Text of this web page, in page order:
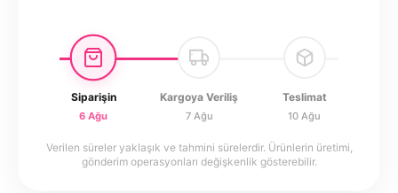
Siparişin
6 Ağu
Kargoya Veriliş
7 Ağu
Teslimat
10 Ağu
Verilen süreler yaklaşık ve tahmini sürelerdir. Ürünlerin üretimi,
gönderim operasyonları değişkenlik gösterebilir.